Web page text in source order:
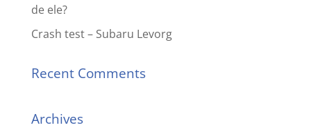
de ele?
Crash test – Subaru Levorg
Recent Comments
Archives